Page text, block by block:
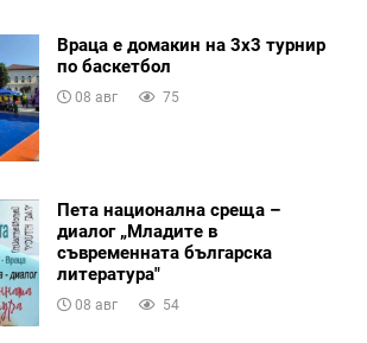
Враца е домакин на 3х3 турнир
по баскетбол
08 авг 75
Пета национална среща –
диалог „Младите в
съвременната българска
литература"
08 авг 54